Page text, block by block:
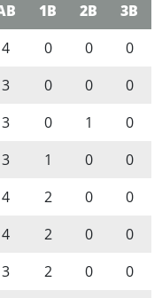
1B 2B 3B
4 0 0
0
3 0 0
0
3 0 1
0
3 1 0
0
4 2 0
0
4 2 0
0
3 2 0
0